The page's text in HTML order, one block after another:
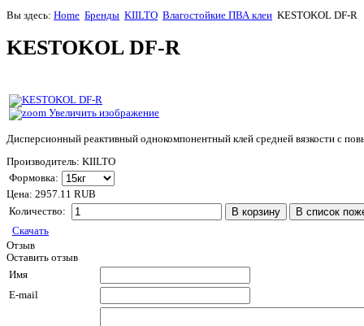
Вы здесь: Home Бренды KIILTO Влагостойкие ПВА клеи KESTOKOL DF-R
KESTOKOL DF-R
Увеличить изображение
Дисперсионный реактивный однокомпонентный клей средней вязкости с
Производитель: KIILTO
Формовка:
Цена: 2957.11 RUB
Количество:
Скачать
Отзыв
Оставить отзыв
Имя
E-mail